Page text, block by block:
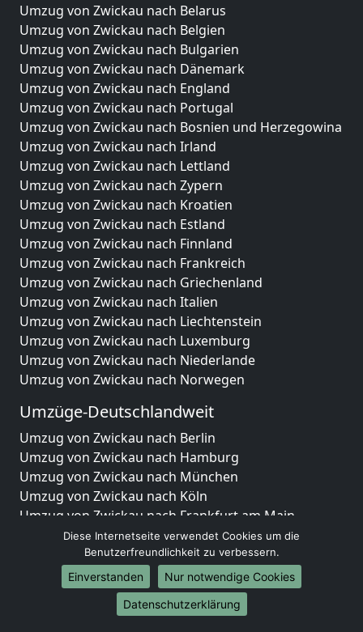
Umzug von Zwickau nach Belarus
Umzug von Zwickau nach Belgien
Umzug von Zwickau nach Bulgarien
Umzug von Zwickau nach Dänemark
Umzug von Zwickau nach England
Umzug von Zwickau nach Portugal
Umzug von Zwickau nach Bosnien und Herzegowina
Umzug von Zwickau nach Irland
Umzug von Zwickau nach Lettland
Umzug von Zwickau nach Zypern
Umzug von Zwickau nach Kroatien
Umzug von Zwickau nach Estland
Umzug von Zwickau nach Finnland
Umzug von Zwickau nach Frankreich
Umzug von Zwickau nach Griechenland
Umzug von Zwickau nach Italien
Umzug von Zwickau nach Liechtenstein
Umzug von Zwickau nach Luxemburg
Umzug von Zwickau nach Niederlande
Umzug von Zwickau nach Norwegen
Umzüge-Deutschlandweit
Umzug von Zwickau nach Berlin
Umzug von Zwickau nach Hamburg
Umzug von Zwickau nach München
Umzug von Zwickau nach Köln
Umzug von Zwickau nach Frankfurt am Main
Umzug von Zwickau nach Stuttgart
Umzug von Zwickau nach Düsseldorf
Umzug von Zwickau nach Leipzig
Umzug von Zwickau nach Dortmund
Umzug von Zwickau nach Essen
Diese Internetseite verwendet Cookies um die
Benutzerfreundlichkeit zu verbessern.
Einverstanden
Nur notwendige Cookies
Datenschutzerklärung